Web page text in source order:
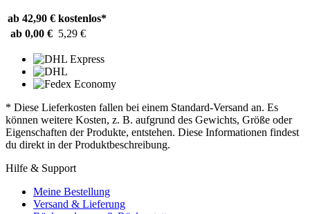
ab 42,90 € kostenlos*
ab 0,00 € 5,29 €
* Diese Lieferkosten fallen bei einem Standard-Versand an. Es
können weitere Kosten, z. B. aufgrund des Gewichts, Größe oder
Eigenschaften der Produkte, entstehen. Diese Informationen findest
du direkt in der Produktbeschreibung.
Hilfe & Support
Meine Bestellung
Versand & Lieferung